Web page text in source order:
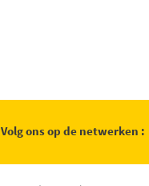
Volg ons op de netwerken :